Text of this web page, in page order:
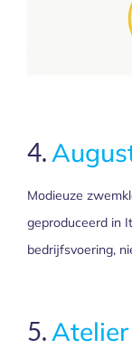
4.
Modieuze
geproduceerd in
bedrijfsvoering,
5.